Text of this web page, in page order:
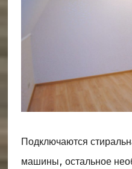
Подключаются
машины, остальное